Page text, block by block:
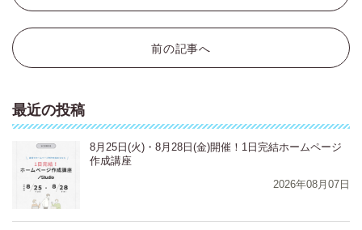
前の記事へ
最近の投稿
8月25日(火)・8月28日(金)開催！1日完結ホームページ
作成講座
2026年08月07日